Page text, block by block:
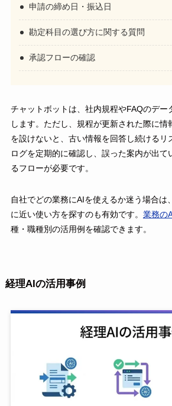
申請の締め日・振込日
勘定科目の選び方に関する質問
承認フローの確認
チャットボットは、社内規程やFAQのデー
します。ただし、規程が更新された際に情
を設けないと、古い情報を回答し続けるリ
ログを定期的に確認し、誤った案内が出て
るフローが必要です。
自社でどの業務にAIを使えるか迷う場合は
に近い使い方を探すのも有効です。 業務の
種・職種別の活用例を確認できます。
経理AIの活用事例